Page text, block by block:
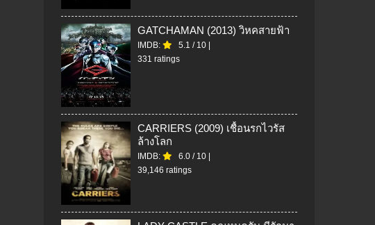
GATCHAMAN (2013) วิหคสายฟ้า
IMDB: 5.1 / 10
331 ratings
CARRIERS (2009) เชื้อนรกไวรัส
ล้างโลก
IMDB: 6.0 / 10
39,146 ratings